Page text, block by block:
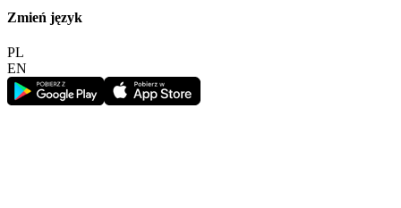
Zmień język
PL
EN